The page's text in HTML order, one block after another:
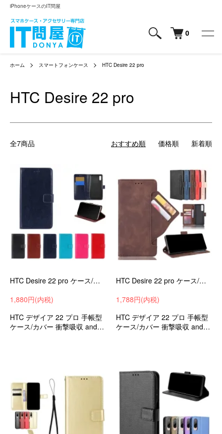
iPhoneケースのIT問屋
0
ホーム スマートフォンケース HTC Desire 22 pro
HTC Desire 22 pro
全7商品 おすすめ順 価格順 新着順
HTC Desire 22 pro ケース/カバー 手帳型 スタンド機能 シンプル おしゃれ PUレザー カード収納 デザイア 22 プロ
1,880円(内税)
HTC デザイア 22 プロ 手帳型
ケース/カバー 衝撃吸収 androi
HTC Desire 22 pro ケース/カバー 手帳型 かわいい レザースタンド機能 PUレザー カード収納 HTC デザイア 22 プロ レザーケース/カバー FGC3
1,788円(内税)
HTC デザイア 22 プロ 手帳型
ケース/カバー 衝撃吸収 androi